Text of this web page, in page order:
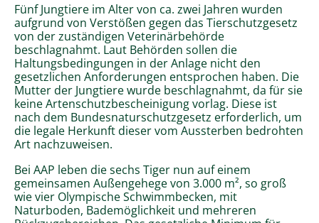
Fünf Jungtiere im Alter von ca. zwei Jahren wurden
aufgrund von Verstößen gegen das Tierschutzgesetz
von der zuständigen Veterinärbehörde
beschlagnahmt. Laut Behörden sollen die
Haltungsbedingungen in der Anlage nicht den
gesetzlichen Anforderungen entsprochen haben. Die
Mutter der Jungtiere wurde beschlagnahmt, da für sie
keine Artenschutzbescheinigung vorlag. Diese ist
nach dem Bundesnaturschutzgesetz erforderlich, um
die legale Herkunft dieser vom Aussterben bedrohten
Art nachzuweisen.
Bei AAP leben die sechs Tiger nun auf einem
gemeinsamen Außengehege von 3.000 m², so groß
wie vier Olympische Schwimmbecken, mit
Naturboden, Bademöglichkeit und mehreren